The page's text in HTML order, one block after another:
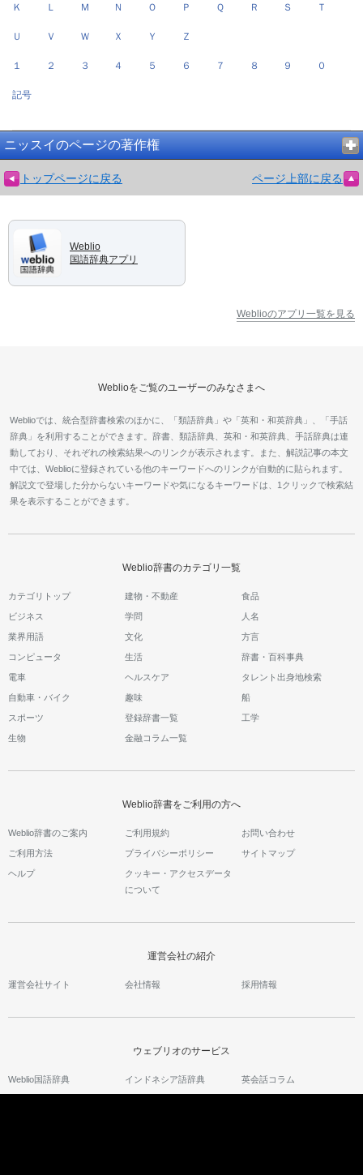
Ｋ Ｌ Ｍ Ｎ Ｏ Ｐ Ｑ Ｒ Ｓ Ｔ
Ｕ Ｖ Ｗ Ｘ Ｙ Ｚ
１ ２ ３ ４ ５ ６ ７ ８ ９ ０
記号
ニッスイのページの著作権
トップページに戻る ページ上部に戻る
Weblio
国語辞典アプリ
Weblioのアプリ一覧を見る
Weblioをご覧のユーザーのみなさまへ
Weblioでは、統合型辞書検索のほかに、「類語辞典」や「英和・和英辞典」、「手話
辞典」を利用することができます。辞書、類語辞典、英和・和英辞典、手話辞典は連
動しており、それぞれの検索結果へのリンクが表示されます。また、解説記事の本文
中では、Weblioに登録されている他のキーワードへのリンクが自動的に貼られます。
解説文で登場した分からないキーワードや気になるキーワードは、1クリックで検索結
果を表示することができます。
Weblio辞書のカテゴリ一覧
カテゴリトップ 建物・不動産 食品
ビジネス 学問 人名
業界用語 文化 方言
コンピュータ 生活 辞書・百科事典
電車 ヘルスケア タレント出身地検索
自動車・バイク 趣味 船
スポーツ 登録辞書一覧 工学
生物 金融コラム一覧
Weblio辞書をご利用の方へ
Weblio辞書のご案内 ご利用規約 お問い合わせ
ご利用方法 プライバシーポリシー サイトマップ
ヘルプ
クッキー・アクセスデータ
について
運営会社の紹介
運営会社サイト 会社情報 採用情報
ウェブリオのサービス
Weblio国語辞典 インドネシア語辞典 英会話コラム